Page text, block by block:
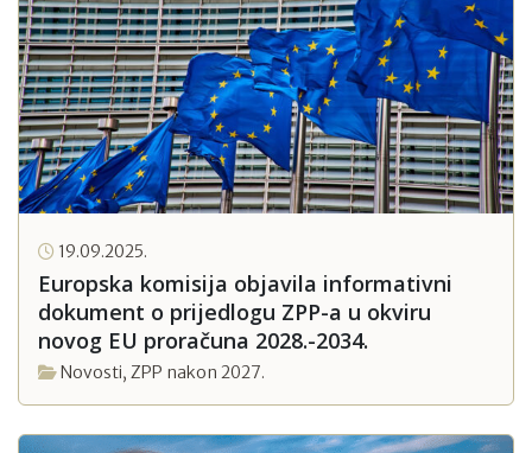
19.09.2025.
Europska komisija objavila informativni
dokument o prijedlogu ZPP-a u okviru
novog EU proračuna 2028.-2034.
Novosti, ZPP nakon 2027.